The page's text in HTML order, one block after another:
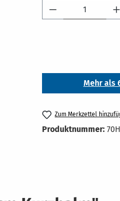
Produkt
Mehr als
Zum Merkzettel
Produktnummer: